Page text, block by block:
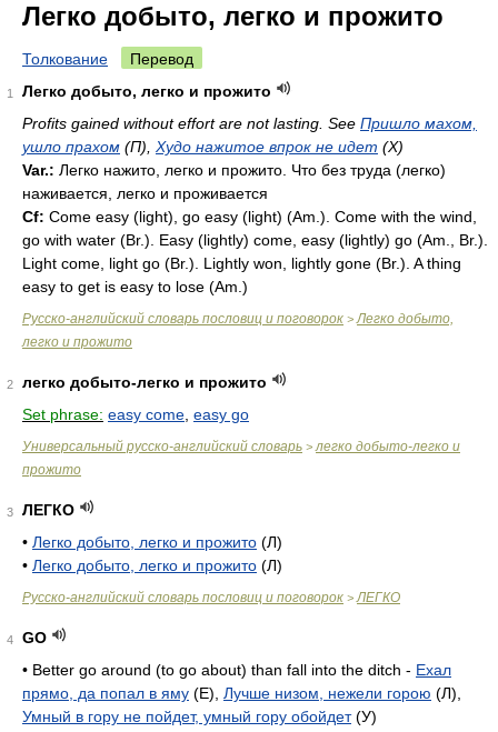
Легко добыто, легко и прожито
Толкование Перевод
1
Легко добыто, легко и прожито
Profits gained without effort are not lasting. See Пришло махом,
ушло прахом (П), Худо нажитое впрок не идет (X)
Var.: Легко нажито, легко и прожито. Что без труда (легко)
наживается, легко и проживается
Cf: Come easy (light), go easy (light) (Am. ). Come with the wind,
go with water (Br.). Easy (lightly) come, easy (lightly) go (Am. Br.).
Light come, light go (Br.). Lightly won, lightly gone (Br.). A thing
easy to get is easy to lose (Am. )
Русско-английский словарь пословиц и поговорок > Легко добыто,
легко и прожито
2
легко добыто-легко и прожито
Set phrase: easy come easy go
Универсальный русско-английский словарь > легко добыто-легко и
прожито
3
ЛЕГКО
• Легко добыто, легко и прожито (Л)
• Легко добыто, легко и прожито (Л)
Русско-английский словарь пословиц и поговорок > ЛЕГКО
4
GO
• Better go around (to go about) than fall into the ditch - Ехал
прямо, да попал в яму (E), Лучше низом, нежели горою (Л),
Умный в гору не пойдет, умный гору обойдет(У)